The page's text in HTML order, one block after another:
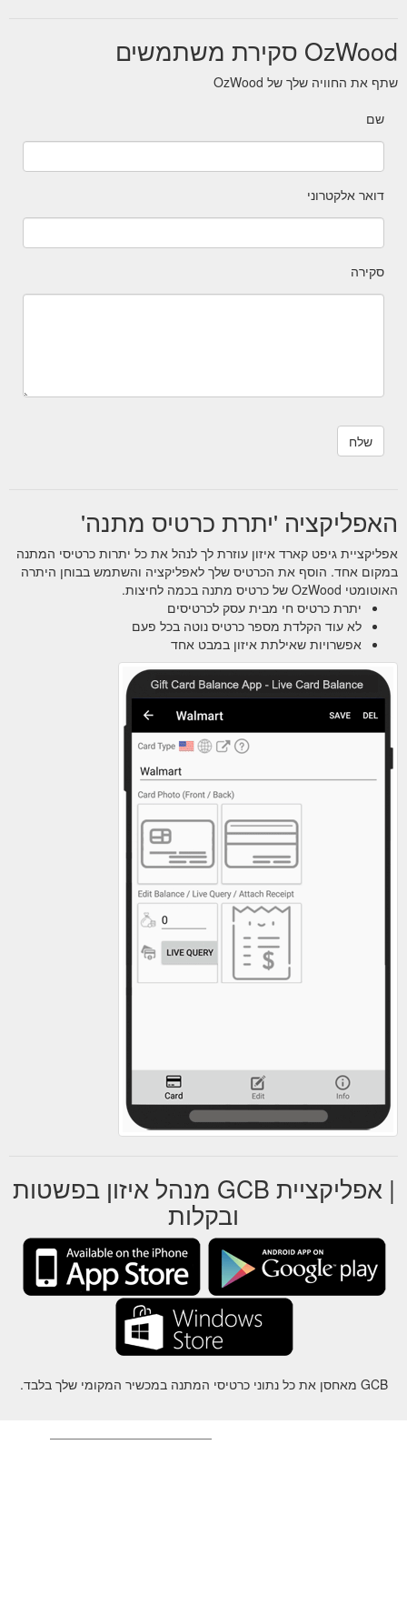
OzWood סקירת משתמשים
שתף את החוויה שלך של OzWood
שם
דואר אלקטרוני
סקירה
האפליקציה 'יתרת כרטיס מתנה'
אפליקציית גיפט קארד איזון עוזרת לך לנהל את כל יתרות כרטיסי המתנה
במקום אחד. הוסף את הכרטיס שלך לאפליקציה והשתמש בבוחן היתרה
האוטומטי OzWood של כרטיס מתנה בכמה לחיצות.
יתרת כרטיס חי מבית עסק לכרטיסים
לא עוד הקלדת מספר כרטיס נוטה בכל פעם
אפשרויות שאילתת איזון במבט אחד
| אפליקציית GCB מנהל איזון בפשטות
ובקלות
GCB מאחסן את כל נתוני כרטיסי המתנה במכשיר המקומי שלך בלבד.